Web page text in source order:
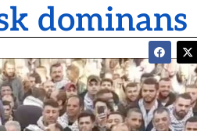
dominans